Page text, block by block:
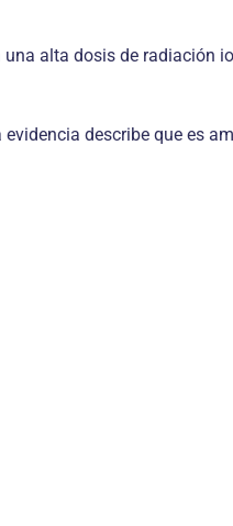
alta dosis de radiación
describe que es